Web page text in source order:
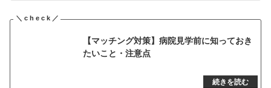
【マッチング対策】病院見学前に知っておき
たいこと・注意点